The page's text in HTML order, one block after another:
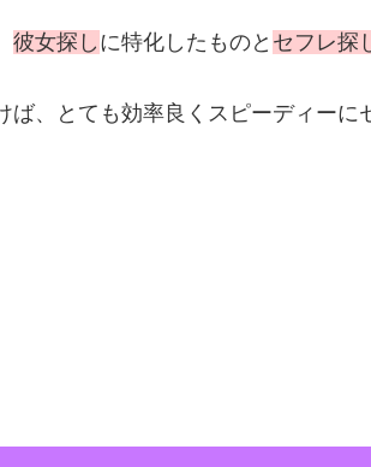
彼女探し に特化したものと セフレ探
ば、とても効率良くスピーディー